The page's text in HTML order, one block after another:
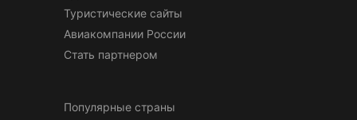
Туристические сайты
Авиакомпании России
Стать партнером
Популярные страны